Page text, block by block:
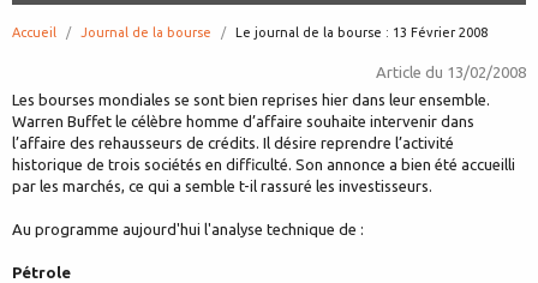
Accueil Journal de la bourse page:
Le journal de la bourse : 13 Février 2008
Article du 13/02/2008
Les bourses mondiales se sont bien reprises hier dans leur ensemble.
Warren Buffet le célèbre homme d’affaire souhaite intervenir dans
l’affaire des rehausseurs de crédits. Il désire reprendre l’activité
historique de trois sociétés en difficulté. Son annonce a bien été accueilli
par les marchés, ce qui a semble t-il rassuré les investisseurs.
Au programme aujourd'hui l'analyse technique de :
Pétrole